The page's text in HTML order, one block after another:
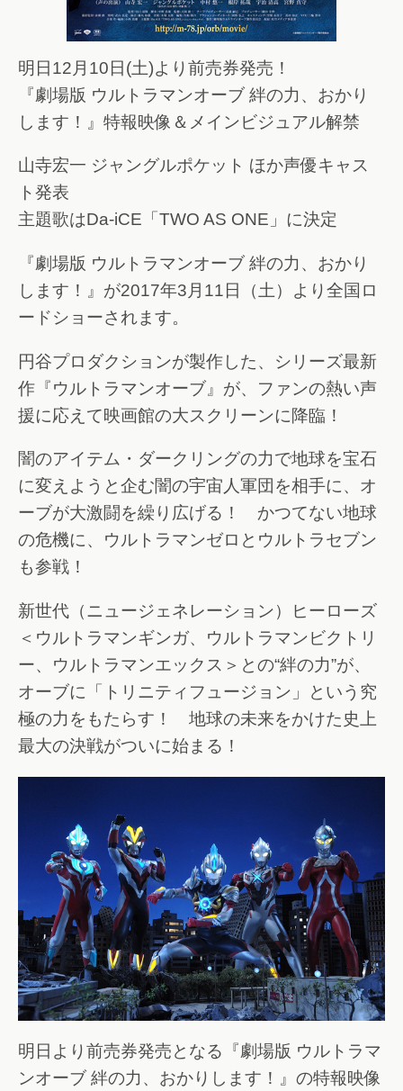
明日12月10日(土)より前売券発売！
『劇場版 ウルトラマンオーブ 絆の力、おかり
します！』特報映像＆メインビジュアル解禁
山寺宏一 ジャングルポケット ほか声優キャス
ト発表
主題歌はDa-iCE「TWO AS ONE」に決定
『劇場版 ウルトラマンオーブ 絆の力、おかり
します！』が2017年3月11日（土）より全国ロ
ードショーされます。
円谷プロダクションが製作した、シリーズ最新
作『ウルトラマンオーブ』が、ファンの熱い声
援に応えて映画館の大スクリーンに降臨！
闇のアイテム・ダークリングの力で地球を宝石
に変えようと企む闇の宇宙人軍団を相手に、オ
ーブが大激闘を繰り広げる！ かつてない地球
の危機に、ウルトラマンゼロとウルトラセブン
も参戦！
新世代（ニュージェネレーション）ヒーローズ
＜ウルトラマンギンガ、ウルトラマンビクトリ
ー、ウルトラマンエックス＞との“絆の力”が、
オーブに「トリニティフュージョン」という究
極の力をもたらす！ 地球の未来をかけた史上
最大の決戦がついに始まる！
明日より前売券発売となる『劇場版 ウルトラマ
ンオーブ 絆の力、おかりします！』の特報映像